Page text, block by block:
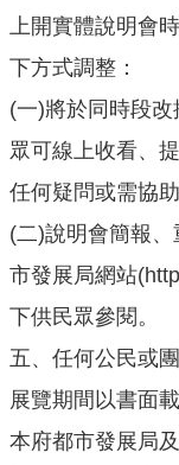
首
頁
網
站
導
覽
市
政
箱
n
上開實體說明會
下方式調整：
(一)將於同時段
眾可線上收看、
任何疑問或需協
(二)說明會簡報
市發展局網站
下供民眾參閱。
五、任何公民或
展覽期間以書面
本府都市發展局